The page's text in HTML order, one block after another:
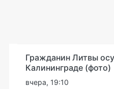
Гражданин Литвы
Калининграде (фото)
вчера, 19:10